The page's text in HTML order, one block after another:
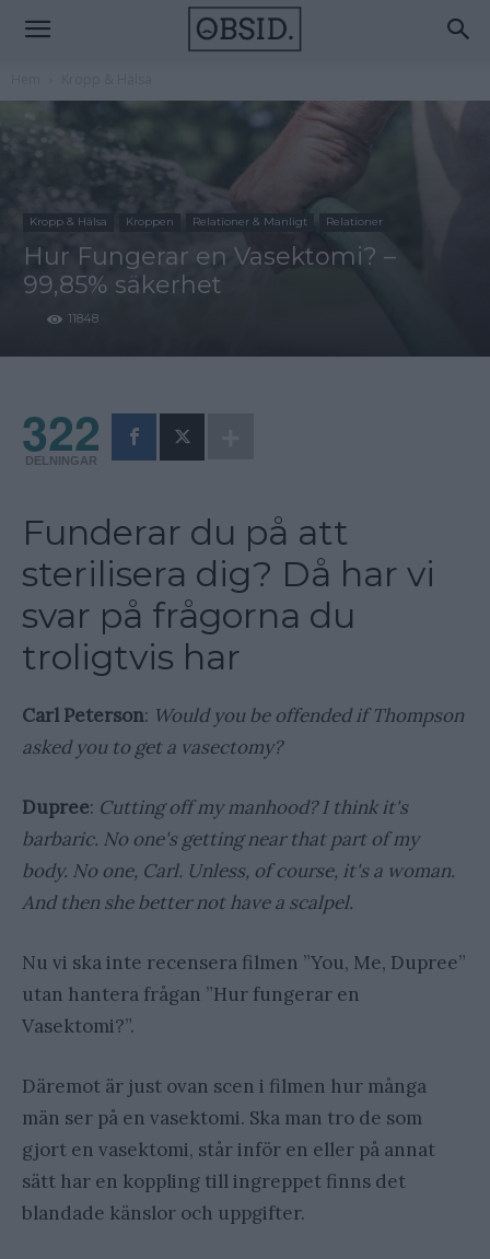
Kropp & Hälsa Kroppen Relationer & Manligt Relationer
Hur Fungerar en Vasektomi? –
99,85% säkerhet
11848
322
DELNINGAR
Funderar du på att
sterilisera dig? Då har vi
svar på frågorna du
troligtvis har
Carl Peterson: Would you be offended if Thompson
asked you to get a vasectomy?
Dupree: Cutting off my manhood? I think it's
barbaric. No one's getting near that part of my
body. No one, Carl. Unless, of course, it's a woman.
And then she better not have a scalpel.
Nu vi ska inte recensera filmen ”You, Me, Dupree”
utan hantera frågan ”Hur fungerar en
Vasektomi?”.
Däremot är just ovan scen i filmen hur många
män ser på en vasektomi. Ska man tro de som
gjort en vasektomi, står inför en eller på annat
sätt har en koppling till ingreppet finns det
blandade känslor och uppgifter.